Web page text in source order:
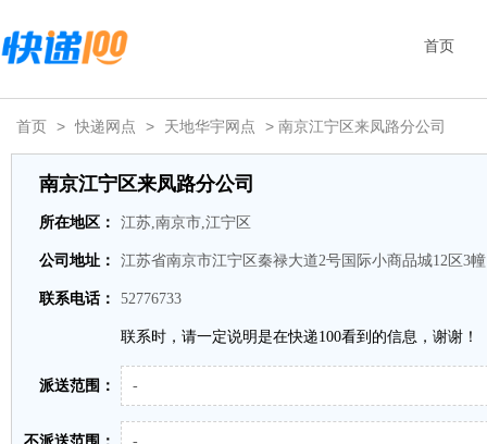
首页
首页 > 快递网点 > 天地华宇网点 > 南京江宁区来凤路分公司
南京江宁区来凤路分公司
所在地区： 江苏,南京市,江宁区
公司地址： 江苏省南京市江宁区秦禄大道2号国际小商品城12区3幢
联系电话： 52776733
联系时，请一定说明是在快递100看到的信息，谢谢！
派送范围： -